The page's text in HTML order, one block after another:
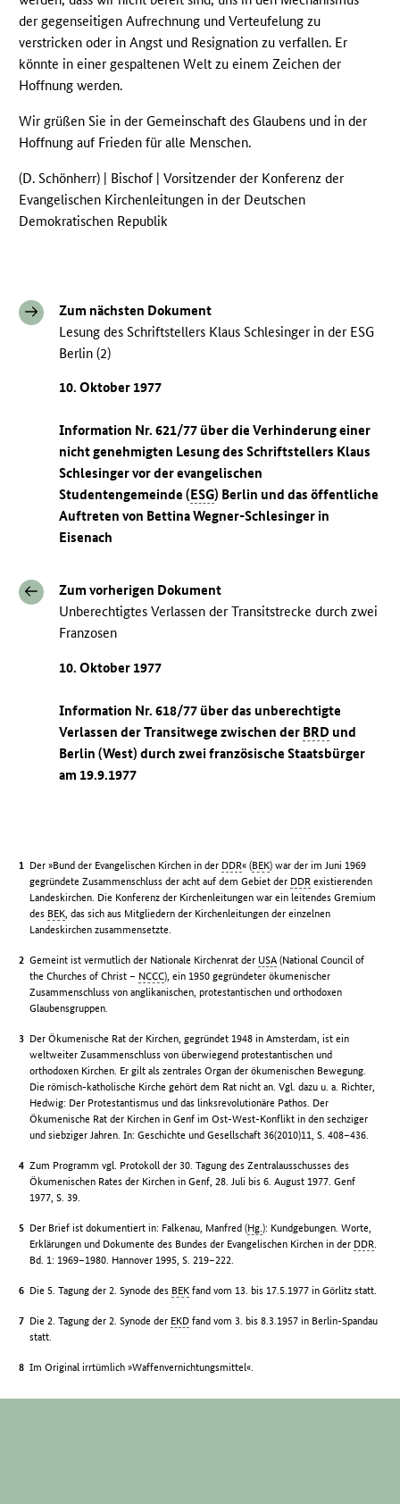
der gegenseitigen Aufrechnung und Verteufelung zu
verstricken oder in Angst und Resignation zu verfallen. Er
könnte in einer gespaltenen Welt zu einem Zeichen der
Hoffnung werden.
Wir grüßen Sie in der Gemeinschaft des Glaubens und in der
Hoffnung auf Frieden für alle Menschen.
(D. Schönherr) | Bischof | Vorsitzender der Konferenz der
Evangelischen Kirchenleitungen in der Deutschen
Demokratischen Republik
Zum nächsten Dokument
Lesung des Schriftstellers Klaus Schlesinger in der ESG
Berlin (2)
10. Oktober 1977
Information Nr. 621/77 über die Verhinderung einer
nicht genehmigten Lesung des Schriftstellers Klaus
Schlesinger vor der evangelischen
Studentengemeinde (ESG) Berlin und das öffentliche
Auftreten von Bettina Wegner-Schlesinger in
Eisenach
Zum vorherigen Dokument
Unberechtigtes Verlassen der Transitstrecke durch zwei
Franzosen
10. Oktober 1977
Information Nr. 618/77 über das unberechtigte
Verlassen der Transitwege zwischen der BRD und
Berlin (West) durch zwei französische Staatsbürger
am 19.9.1977
Der »Bund der Evangelischen Kirchen in der DDR« (BEK) war der im Juni 1969
gegründete Zusammenschluss der acht auf dem Gebiet der DDR existierenden
Landeskirchen. Die Konferenz der Kirchenleitungen war ein leitendes Gremium
des BEK , das sich aus Mitgliedern der Kirchenleitungen der einzelnen
Landeskirchen zusammensetzte.
Gemeint ist vermutlich der Nationale Kirchenrat der USA (National Council of
the Churches of Christ – NCCC), ein 1950 gegründeter ökumenischer
Zusammenschluss von anglikanischen, protestantischen und orthodoxen
Glaubensgruppen.
Der Ökumenische Rat der Kirchen, gegründet 1948 in Amsterdam, ist ein
weltweiter Zusammenschluss von überwiegend protestantischen und
orthodoxen Kirchen. Er gilt als zentrales Organ der ökumenischen Bewegung.
Die römisch-katholische Kirche gehört dem Rat nicht an. Vgl. dazu u. a. Richter,
Hedwig: Der Protestantismus und das linksrevolutionäre Pathos. Der
Ökumenische Rat der Kirchen in Genf im Ost-West-Konflikt in den sechziger
und siebziger Jahren. In: Geschichte und Gesellschaft 36(2010)11, S. 408–436.
Zum Programm vgl. Protokoll der 30. Tagung des Zentralausschusses des
Ökumenischen Rates der Kirchen in Genf, 28. Juli bis 6. August 1977. Genf
1977, S. 39.
Der Brief ist dokumentiert in: Falkenau, Manfred (Hg.): Kundgebungen. Worte,
Erklärungen und Dokumente des Bundes der Evangelischen Kirchen in der DDR
Bd. 1: 1969–1980. Hannover 1995, S. 219–222.
Die 5. Tagung der 2. Synode des BEK fand vom 13. bis 17.5.1977 in Görlitz statt.
Die 2. Tagung der 2. Synode der EKD fand vom 3. bis 8.3.1957 in Berlin-Spandau
statt.
Im Original irrtümlich »Waffenvernichtungsmittel«.